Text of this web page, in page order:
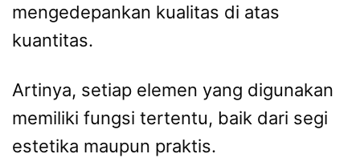
mengedepankan kualitas di atas
kuantitas.
Artinya, setiap elemen yang digunakan
memiliki fungsi tertentu, baik dari segi
estetika maupun praktis.